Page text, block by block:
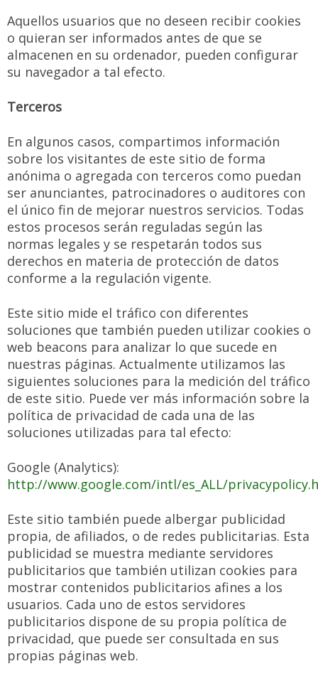
Aquellos usuarios que no deseen recibir cookies
o quieran ser informados antes de que se
almacenen en su ordenador, pueden configurar
su navegador a tal efecto.
Terceros
En algunos casos, compartimos información
sobre los visitantes de este sitio de forma
anónima o agregada con terceros como puedan
ser anunciantes, patrocinadores o auditores con
el único fin de mejorar nuestros servicios. Todas
estos procesos serán reguladas según las
normas legales y se respetarán todos sus
derechos en materia de protección de datos
conforme a la regulación vigente.
Este sitio mide el tráfico con diferentes
soluciones que también pueden utilizar cookies o
web beacons para analizar lo que sucede en
nuestras páginas. Actualmente utilizamos las
siguientes soluciones para la medición del tráfico
de este sitio. Puede ver más información sobre la
política de privacidad de cada una de las
soluciones utilizadas para tal efecto:
Google (Analytics):
http://www.google.com/intl/es_ALL/
Este sitio también puede albergar publicidad
propia, de afiliados, o de redes publicitarias. Esta
publicidad se muestra mediante servidores
publicitarios que también utilizan cookies para
mostrar contenidos publicitarios afines a los
usuarios. Cada uno de estos servidores
publicitarios dispone de su propia política de
privacidad, que puede ser consultada en sus
propias páginas web.